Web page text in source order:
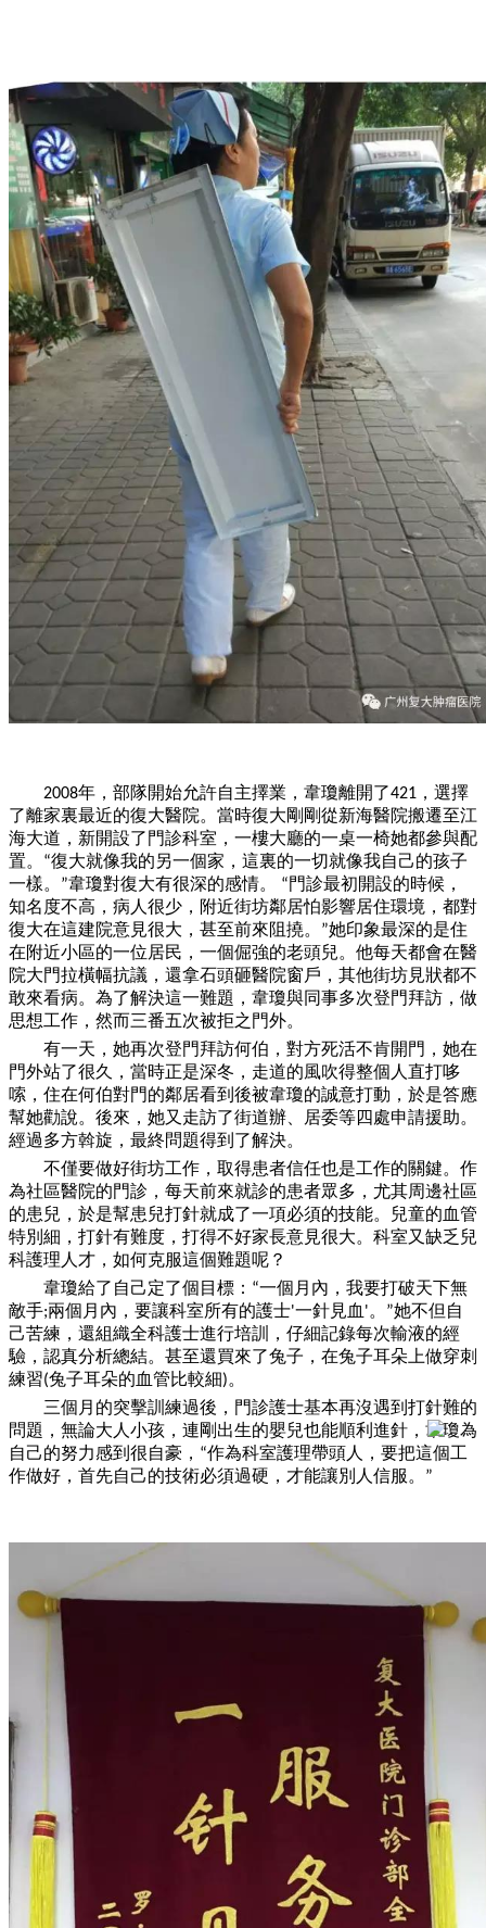
2008年，部隊開始允許自主擇業，韋瓊離開了421 ，選擇
了離家裏最近的復大醫院。當時復大剛剛從新海醫院搬遷至江
海大道，新開設了門診科室， 一樓大廳的一桌一椅她都參與配
置。 “復大就像我的另一個家，這裏的一切就像我自己的孩子
一樣。 ”韋瓊對復大有很深的感情。 “門診最初開設的時候，
知名度不高，病人很少，附近街坊鄰居怕影響居住環境，都對
復大在這建院意見很大，甚至前來阻撓。 ”她印象最深的是住
在附近小區的一位居民， 一個倔強的老頭兒。他每天都會在醫
院大門拉橫幅抗議，還拿石頭砸醫院窗戶，其他街坊見狀都不
敢來看病。為了解決這一難題，韋瓊與同事多次登門拜訪，做
思想工作，然而三番五次被拒之門外。
有一天，她再次登門拜訪何伯，對方死活不肯開門，她在
門外站了很久，當時正是深冬，走道的風吹得整個人直打哆
嗦，住在何伯對門的鄰居看到後被韋瓊的誠意打動，於是答應
幫她勸說。後來，她又走訪了街道辦、居委等四處申請援助。
經過多方斡旋，最終問題得到了解決。
不僅要做好街坊工作，取得患者信任也是工作的關鍵。作
為社區醫院的門診，每天前來就診的患者眾多，尤其周邊社區
的患兒，於是幫患兒打針就成了一項必須的技能。兒童的血管
特別細，打針有難度，打得不好家長意見很大。科室又缺乏兒
科護理人才，如何克服這個難題呢？
韋瓊給了自己定了個目標： “一個月內，我要打破天下無
敵手;兩個月內，要讓科室所有的護士'一針見血 '。 ”她不但自
己苦練，還組織全科護士進行培訓，仔細記錄每次輸液的經
驗，認真分析總結。甚至還買來了兔子，在兔子耳朵上做穿刺
練習(兔子耳朵的血管比較細)。
三個月的突擊訓練過後，門診護士基本再沒遇到打針難的
問題，無論大人小孩，連剛出生的嬰兒也能順利進針，韋瓊為
自己的努力感到很自豪， “作為科室護理帶頭人，要把這個工
作做好，首先自己的技術必須過硬，才能讓別人信服。 ”